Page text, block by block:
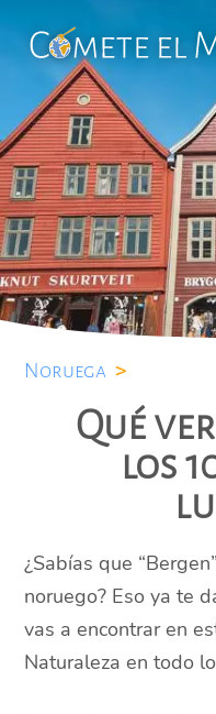
Noruega >
Qué
los
¿Sabías que
noruego? Eso ya te
vas a encontrar en
Naturaleza en todo